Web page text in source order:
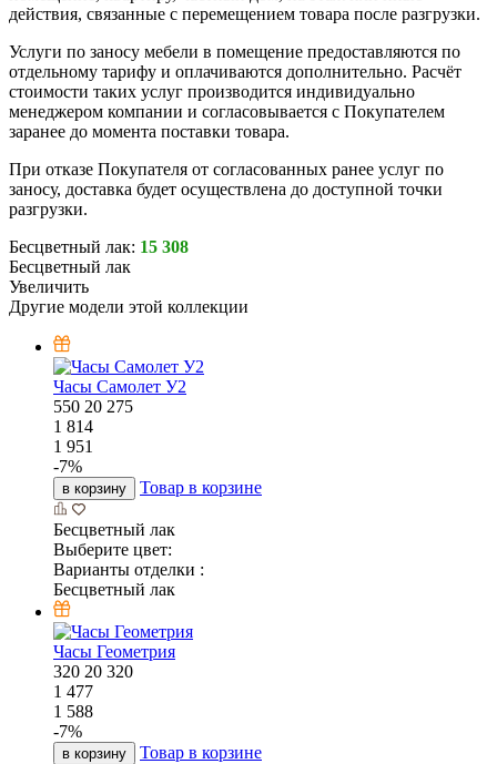
действия, связанные с перемещением товара после разгрузки.
Услуги по заносу мебели в помещение предоставляются по
отдельному тарифу и оплачиваются дополнительно. Расчёт
стоимости таких услуг производится индивидуально
менеджером компании и согласовывается с Покупателем
заранее до момента поставки товара.
При отказе Покупателя от согласованных ранее услуг по
заносу, доставка будет осуществлена до доступной точки
разгрузки.
Бесцветный лак: 15 308
Бесцветный лак
Увеличить
Другие модели этой коллекции
Часы Самолет У2
550 20 275
1 814
1 951
-7%
в корзину Товар в корзине
Бесцветный лак
Выберите цвет:
Варианты отделки :
Бесцветный лак
Часы Геометрия
320 20 320
1 477
1 588
-7%
в корзину Товар в корзине